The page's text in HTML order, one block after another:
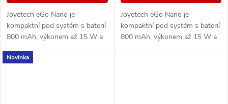
Joyetech eGo Nano je
kompaktní pod systém s baterií
800 mAh, výkonem až 15 W a
2 ml cartridgemi. Nabízí
jednoduché MTL vapování bez
Joyetech eGo Nano je
kompaktní pod systém s baterií
800 mAh, výkonem až 15 W a
2 ml cartridgemi. Nabízí
Novinka